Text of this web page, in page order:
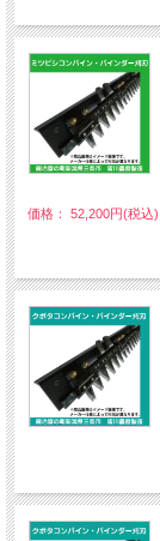
価格： 52,200円(税込)